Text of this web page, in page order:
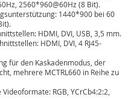
2560*960@60Hz (8 Bit).
1440*900 bei 60
HDMI, DVI, USB, 3,5 mm.
HDMI, DVI, 4 RJ45-
für den Kaskadenmodus, der
mehrere MCTRL660 in Reihe zu
RGB, YCrCb4:2:2,